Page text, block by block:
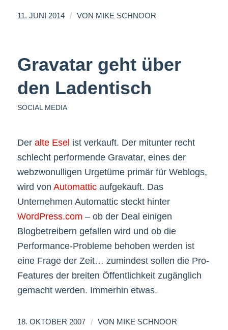
11. JUNI 2014 / VON MIKE SCHNOOR
Gravatar geht über
den Ladentisch
SOCIAL MEDIA
Der alte Esel ist verkauft. Der mitunter recht
schlecht performende Gravatar, eines der
webzwonulligen Urgetüme primär für Weblogs,
wird von Automatticaufgekauft. Das
Unternehmen Automattic steckt hinter
WordPress.com – ob der Deal einigen
Blogbetreibern gefallen wird und ob die
Performance-Probleme behoben werden ist
eine Frage der Zeit… zumindest sollen die Pro-
Features der breiten Öffentlichkeit zugänglich
gemacht werden. Immerhin etwas.
18. OKTOBER 2007 / VON MIKE SCHNOOR